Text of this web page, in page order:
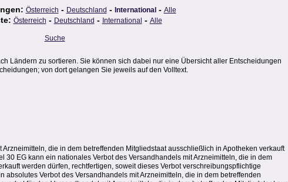
Österreich - Deutschland - International- Alle
Österreich - Deutschland - International - Alle
Suche
Ländern zu sortieren. Sie können sich dabei nur eine Übersicht aller Entscheidungen
von dort gelangen Sie jeweils auf den Volltext.
die in dem betreffenden Mitgliedstaat ausschließlich in Apotheken verkauft
30 EG kann ein nationales Verbot des Versandhandels mit Arzneimitteln, die in dem
werden dürfen, rechtfertigen, soweit dieses Verbot verschreibungspflichtige
absolutes Verbot des Versandhandels mit Arzneimitteln, die in dem betreffenden